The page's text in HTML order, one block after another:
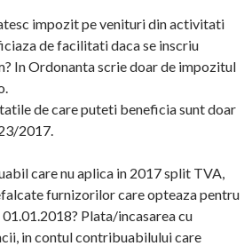
impozit pe venituri din activitati
de facilitati daca se inscriu
In Ordonanta scrie doar de impozitul
de care puteti beneficia sunt doar
2017.
care nu aplica in 2017 split TVA,
furnizorilor care opteaza pentru
Plata/incasarea cu
in contul contribuabilului care